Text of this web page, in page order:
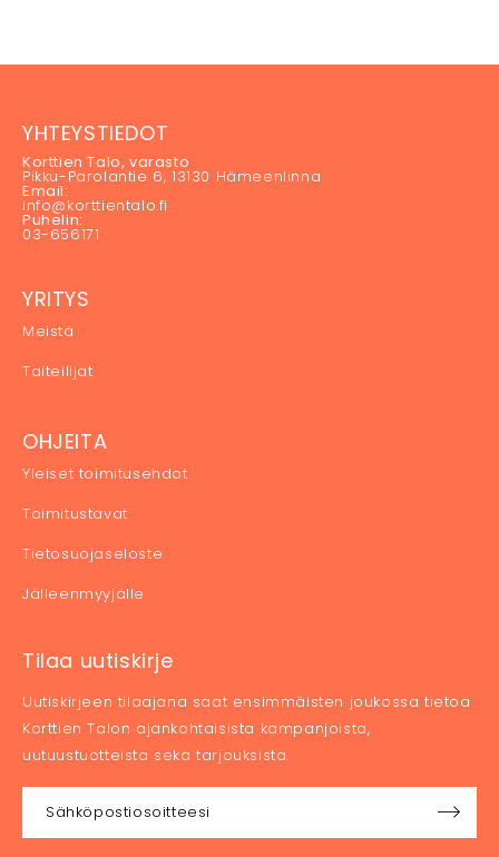
YHTEYSTIEDOT
Korttien Talo, varasto
Pikku-Parolantie 6, 13130 Hämeenlinna
Email:
info@korttientalo.fi
Puhelin:
03-656171
YRITYS
Meistä
Taiteilijat
OHJEITA
Yleiset toimitusehdot
Toimitustavat
Tietosuojaseloste
Jälleenmyyjälle
Tilaa uutiskirje
Uutiskirjeen tilaajana saat ensimmäisten joukossa tietoa
Korttien Talon ajankohtaisista kampanjoista,
uutuustuotteista sekä tarjouksista.